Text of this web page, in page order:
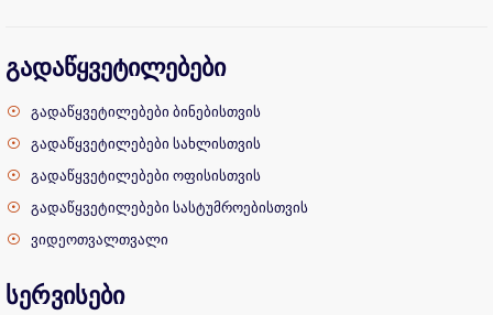
გადაწყვეტილებები
გადაწყვეტილებები ბინებისთვის
გადაწყვეტილებები სახლისთვის
გადაწყვეტილებები ოფისისთვის
გადაწყვეტილებები სასტუმროებისთვის
ვიდეოთვალთვალი
სერვისები